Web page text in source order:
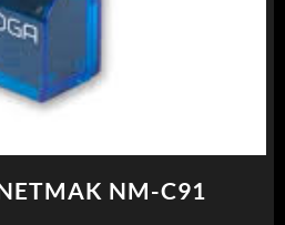
NM-C91